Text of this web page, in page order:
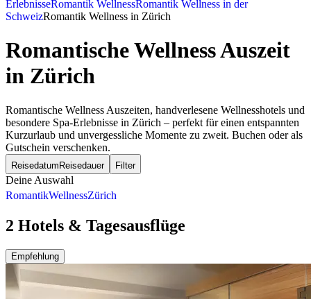
ErlebnisseRomantik WellnessRomantik Wellness in der
SchweizRomantik Wellness in Zürich
Romantische Wellness Auszeit
in Zürich
Romantische Wellness Auszeiten, handverlesene Wellnesshotels und
besondere Spa-Erlebnisse in Zürich – perfekt für einen entspannten
Kurzurlaub und unvergessliche Momente zu zweit. Buchen oder als
Gutschein verschenken.
Reisedatum Reisedauer Filter
Deine Auswahl
RomantikWellnessZürich
2 Hotels & Tagesausflüge
Empfehlung